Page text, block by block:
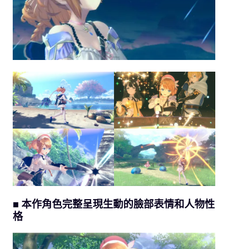
■ 本作角色完整呈現生動的臉部表情和人物性
格